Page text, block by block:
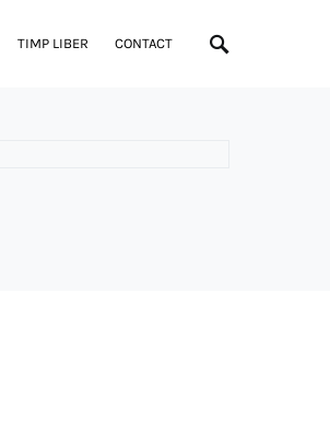
TIMP LIBER CONTACT